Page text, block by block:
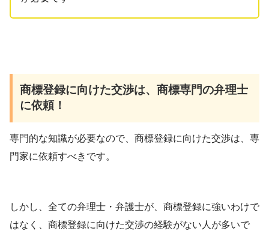
商標登録に向けた交渉は、商標専門の弁理士
に依頼！
専門的な知識が必要なので、商標登録に向けた交渉は、専
門家に依頼すべきです。
しかし、全ての弁理士・弁護士が、商標登録に強いわけで
はなく、商標登録に向けた交渉の経験がない人が多いで